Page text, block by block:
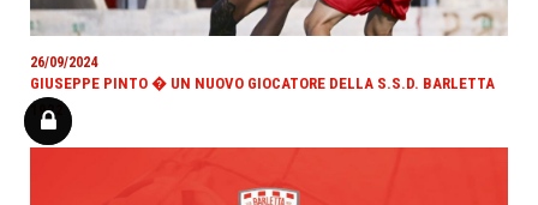
26/09/2024
GIUSEPPE PINTO � UN NUOVO GIOCATORE DELLA S.S.D. BARLETTA
1922